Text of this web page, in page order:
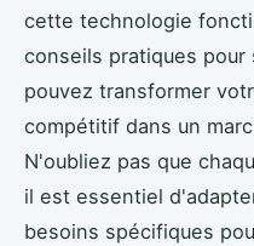
cette technologie
conseils pratiques
pouvez transformer
compétitif dans un
N'oubliez pas que
il est essentiel
besoins spécifiques